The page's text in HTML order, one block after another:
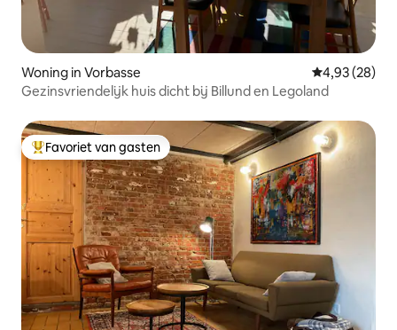
Woning in Vorbasse Gemiddelde
4,93 (28)
Gezinsvriendelijk huis dicht bij Billund en Legoland
Topfavoriet van gasten
Favoriet van gasten